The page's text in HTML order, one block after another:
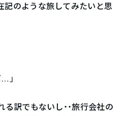
記のような旅してみたいと思
」
訳でもないし・・旅行会社の